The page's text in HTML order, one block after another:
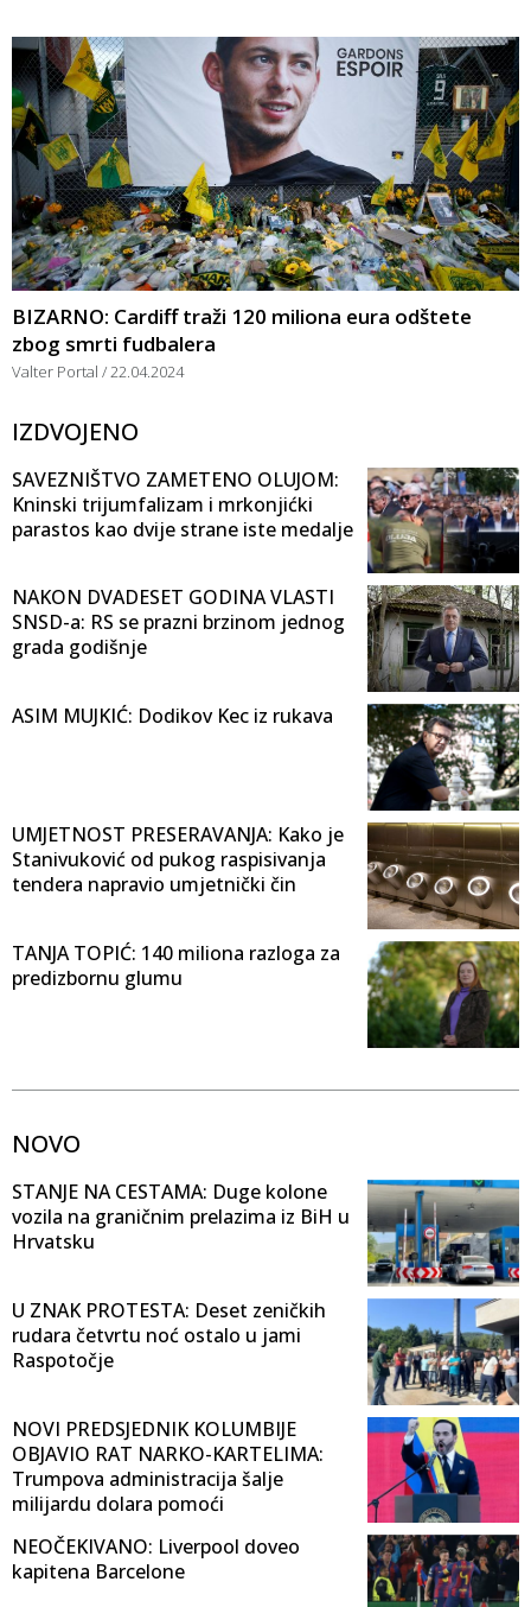
BIZARNO: Cardiff traži 120 miliona eura odštete
zbog smrti fudbalera
Valter Portal 22.04.2024
IZDVOJENO
SAVEZNIŠTVO ZAMETENO OLUJOM:
Kninski trijumfalizam i mrkonjićki
parastos kao dvije strane iste medalje
NAKON DVADESET GODINA VLASTI
SNSD-a: RS se prazni brzinom jednog
grada godišnje
ASIM MUJKIĆ: Dodikov Kec iz rukava
UMJETNOST PRESERAVANJA: Kako je
Stanivuković od pukog raspisivanja
tendera napravio umjetnički čin
TANJA TOPIĆ: 140 miliona razloga za
predizbornu glumu
NOVO
STANJE NA CESTAMA: Duge kolone
vozila na graničnim prelazima iz BiH u
Hrvatsku
U ZNAK PROTESTA: Deset zeničkih
rudara četvrtu noć ostalo u jami
Raspotočje
NOVI PREDSJEDNIK KOLUMBIJE
OBJAVIO RAT NARKO-KARTELIMA:
Trumpova administracija šalje
milijardu dolara pomoći
NEOČEKIVANO: Liverpool doveo
kapitena Barcelone